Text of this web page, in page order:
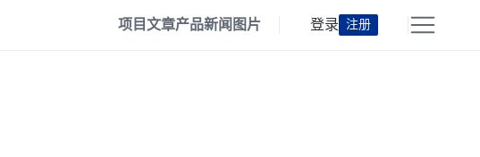
项目文章产品新闻 图片 登录 注册